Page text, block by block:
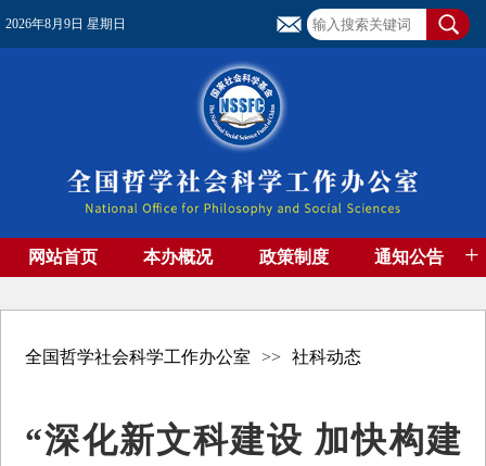
2026年8月9日 星期日
网站首页 本办概况 政策制度 通知公告 +
全国哲学社会科学工作办公室 >> 社科动态
“深化新文科建设 加快构建